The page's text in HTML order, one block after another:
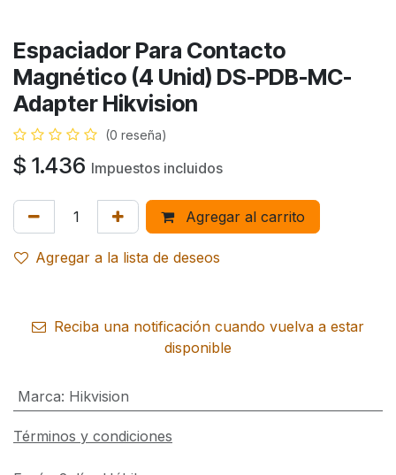
Espaciador Para Contacto
Magnético (4 Unid) DS-PDB-MC-
Adapter Hikvision
(0 reseña)
$ 1.436 Impuestos incluidos
Agregar al carrito
Agregar a la lista de deseos
Reciba una notificación cuando vuelva a estar
disponible
Marca: Hikvision
Términos y condiciones